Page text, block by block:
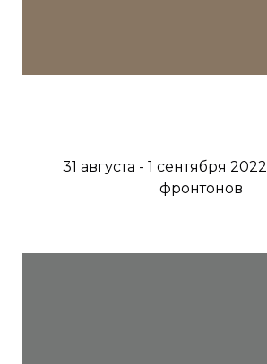
31 августа - 1 сентября
фронтонов